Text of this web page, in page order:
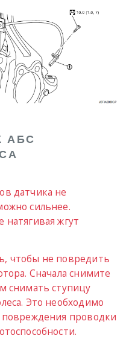
АБС
датчика не
сильнее.
натягивая жгут
чтобы не повредить
Сначала снимите
снимать ступицу
Это необходимо
повреждения проводки